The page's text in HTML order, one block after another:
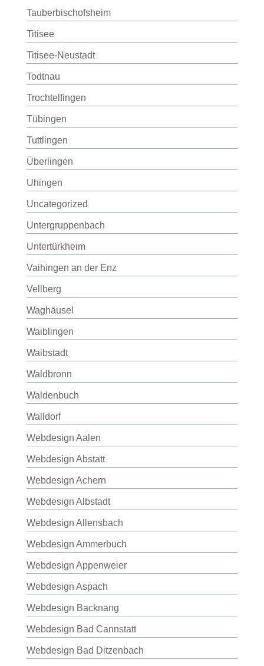
Tauberbischofsheim
Titisee
Titisee-Neustadt
Todtnau
Trochtelfingen
Tübingen
Tuttlingen
Überlingen
Uhingen
Uncategorized
Untergruppenbach
Untertürkheim
Vaihingen an der Enz
Vellberg
Waghäusel
Waiblingen
Waibstadt
Waldbronn
Waldenbuch
Walldorf
Webdesign Aalen
Webdesign Abstatt
Webdesign Achern
Webdesign Albstadt
Webdesign Allensbach
Webdesign Ammerbuch
Webdesign Appenweier
Webdesign Aspach
Webdesign Backnang
Webdesign Bad Cannstatt
Webdesign Bad Ditzenbach